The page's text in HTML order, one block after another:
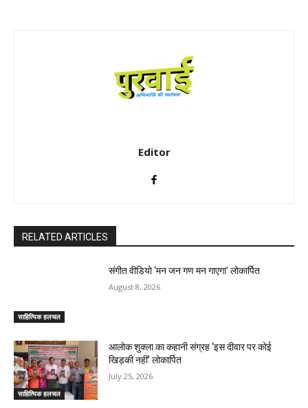
Editor
RELATED ARTICLES
साहित्यिक हलचल
संगीत वीडियो ‘मन जन गण मन गाएगा’ लोकार्पित
August 8, 2026
साहित्यिक हलचल
आलोक शुक्ला का कहानी संग्रह ‘इस दीवार पर कोई
खिड़की नहीं’ लोकार्पित
July 25, 2026